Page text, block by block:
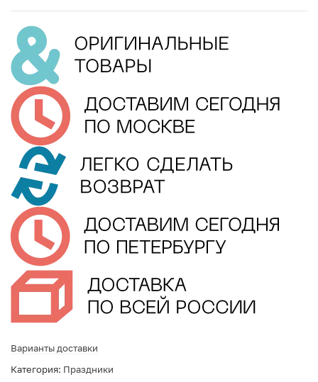
Варианты доставки
Категория: Праздники